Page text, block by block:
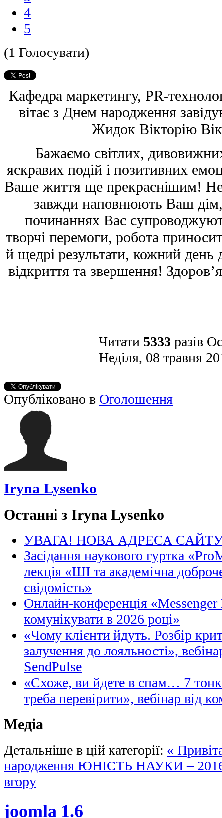
4
5
(1 Голосувати)
Кафедра маркетингу, PR-
вітаєз Днем народження
Жидок Вікторію
Бажаємо світлих,
яскравих подій і позитивних
Ваше життя ще прекраснішим!
завжди наповнюють Ваш дім,
починаннях Вас
творчі перемоги, робота
й щедрі результати, кожний день
відкриття та звершення!
Читати 5333 разів
Неділя, 08 травня
Опубліковано в Оголошення
Iryna Lysenko
Останні з Iryna Lysenko
УВАГА! НОВА АДРЕСА
Засідання наукового гуртка
лекція «ШІ та академічна
свідомість»
Онлайн-конференція
комунікувати в 2026 році»
«Чому клієнти йдуть. Розбір
залучення до лояльності»,
SendPulse
«Схоже, ви йдете в спам… 7
треба перевірити», вебінар від
Медіа
Детальніше в цій категорії: «
народження ЮНІСТЬ НАУКИ –
вгору
joomla 1.6